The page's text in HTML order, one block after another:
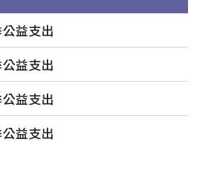
益支出
益支出
益支出
益支出